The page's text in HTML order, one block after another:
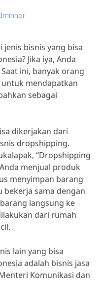
jenis bisnis yang bisa
Jika iya, Anda
ini, banyak orang
mendapatkan
sebagai
dikerjakan dari
dropshipping.
“Dropshipping
menjual produk
menyimpan barang
bekerja sama dengan
langsung ke
dari rumah
lain yang bisa
adalah bisnis jasa
Komunikasi dan